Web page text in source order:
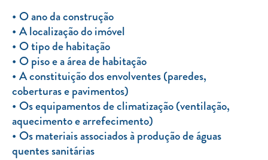
O ano da construção
A localização do imóvel
O tipo de habitação
O piso e a área de habitação
A constituição dos envolventes (paredes,
coberturas e pavimentos)
Os equipamentos de climatização (ventilação,
aquecimento e arrefecimento)
Os materiais associados à produção de águas
quentes sanitárias